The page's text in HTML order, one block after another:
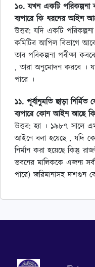
১০. যখন একটি
ব্যপারে কি ধরনের আইন
উত্তর: যদি একটি
কমিটির আপিল বিভাগে
তার পরিকল্পনা পরীক্ষা
, তারা অনুমোদন করবে ।
পারে ।
১১. পূর্বানুমতি ছাড়া
ব্যপারে কোন আইন আছে
উত্তর: হ্যা । ১৯৮৭
আইনে বলা হয়েছে , যদি
নির্মান করা হয়েছে কিন্তু
ভবনের মালিককে এজন্য
পারে) জরিমানাসহ দশগুন